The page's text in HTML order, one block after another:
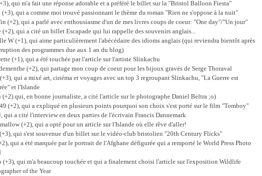
qui m'a fait une réponse adorable et a préféré le billet sur la "Bristol Balloon Fiesta"
(+3), qui a comme moi trouvé passionnant le thème du roman "Rien ne s'oppose à la nuit"
(+2), qui a parlé avec enthousiasme d'un de mes livres coups de coeur: "One day"/"Un jour"
(+2), qui a cité un billet Escapade qui lui rappelle des souvenirs anglais...
W (+1), qui aime particulièrement l'abécédaire des idioms anglais (qui reviendra bientôt après
des programmes due aux 1 an du blog)
(+1), qui a été touchée par l'article sur l'artiste Slinkachu
(+2), qui partage mon coup de coeur pour les bijoux gravés de Serge Thoraval
qui a mixé art, cinéma et voyages avec un top 3 regroupant Slinkachu, "La Guerre est
et l'Islande
(+2) qui, en bonne journaliste, a cité l'article sur le photographe Daniel Beltra ;o)
(+2), qui a expliqué en plusieurs points pourquoi son choix s'est porté sur le film "Tomboy"
qui a cité l'interview en deux parties de l'écrivain Francis Dannemark
(+2), qui a opté pour un article sur l'Islande où elle rêve d'aller!
qui s'est souvenue d'un billet sur le vidéo-club bristolien "20th Century Flicks"
qui a été marquée par le portrait de l'Afghane défigurée qui a remporté le World Press Photo
(+3), qui m'a beaucoup touchée et qui a finalement choisi l'article sur l'exposition Wildlife
of the Year